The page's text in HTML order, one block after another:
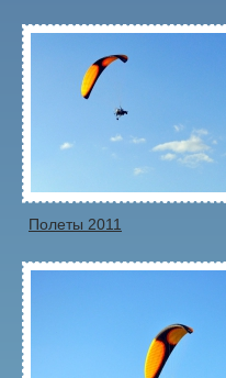
Полеты 2011